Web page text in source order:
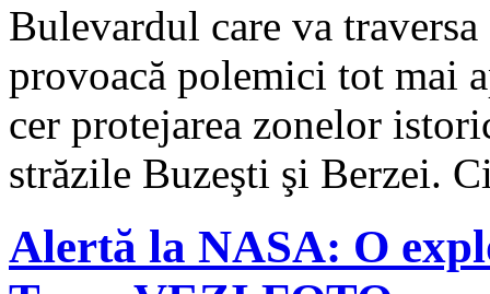
Bulevardul care va
provoacă polemici tot mai
cer protejarea zonelor
străzile Buzeşti şi Berzei.
Alertă la NASA: O